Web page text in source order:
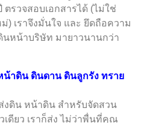
ตรวจสอบเอกสารได้ (ไม่ใช่
) เราจึงมั่นใจ และ ยึดถือความ
นหน้าบริษัท มายาวนานกว่า
น้าดิน ดินดาน ดินลูกรัง ทราย
ส่งดิน หน้าดิน สำหรับจัดสวน
เดียว เราก็ส่ง ไม่ว่าพื่นที่คุณ